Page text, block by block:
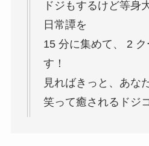
ドジもするけど等身
日常譚を
15 分に集めて、 2
す！
見ればきっと、あな
笑って癒されるドジ